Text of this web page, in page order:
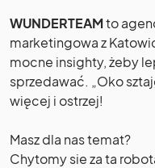
WUNDERTEAMto
marketingowa z
mocne insighty, żeby
sprzedawać. „Oko
więcej i ostrzej!
Masz dla nas temat?
Chytomy sie za ta